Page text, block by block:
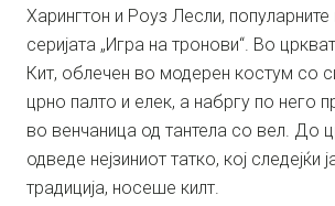
Харингтон и Роуз Лесли, популарните
серијата „Игра на тронови“. Во
Кит, облечен во модерен костум со
црно палто и елек, а набргу по него
во венчаница од тантела со вел. До
одведе нејзиниот татко, кој следејќи
традиција, носеше килт.